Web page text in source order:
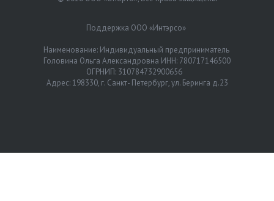
Поддержка ООО «Интэрсо»
Наименование: Индивидуальный предприниматель
Головина Ольга Александровна ИНН: 780717146500
ОГРНИП: 310784732900656
Адрес: 198330, г. Санкт- Петербург, ул. Беринга д.23